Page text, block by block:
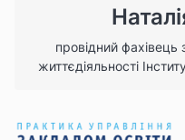
провідний фахівець
життєдіяльності